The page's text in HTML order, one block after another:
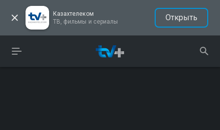
Казахтелеком
ТВ, фильмы и сериалы
Открыть